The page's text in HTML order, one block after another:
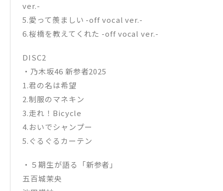
ver.-
5.愛って羨ましい -off vocal ver.-
6.桜橋を教えてくれた -off vocal ver.-
DISC2
・乃木坂46 新参者2025
1.君の名は希望
2.制服のマネキン
3.走れ！Bicycle
4.おいでシャンプー
5.ぐるぐるカーテン
・５期生が語る「新参者」
五百城茉央